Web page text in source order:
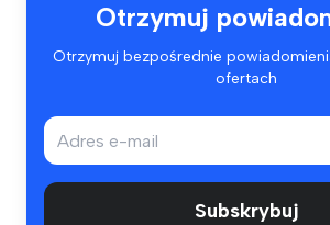
Otrzymuj
Otrzymuj bezpośrednie
ofertach
Subskrybuj